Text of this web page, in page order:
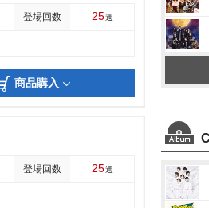
登場回数 25週
商品購入
登場回数 25週